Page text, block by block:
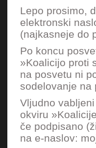
Lepo prosimo,
elektronski
(najkasneje do
Po koncu
»Koalicijo proti
na posvetu ni
sodelovanje
Vljudno
okviru
če podpisano
na e-naslov: